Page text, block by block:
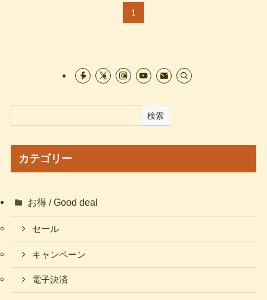
1
検索
カテゴリー
お得 / Good deal
セール
キャンペーン
電子決済